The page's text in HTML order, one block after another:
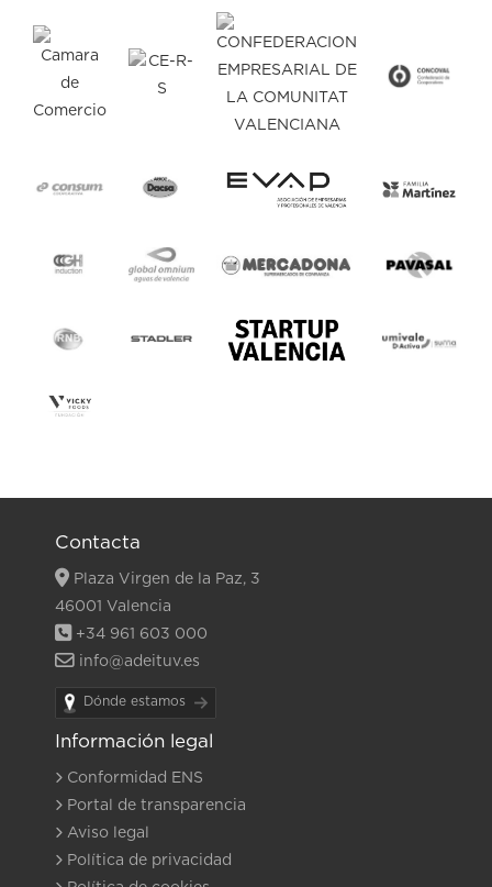
Contacta
Plaza Virgen de la Paz, 3
46001 Valencia
+34 961 603 000
info@adeituv.es
Dónde estamos
Información legal
Conformidad ENS
Portal de transparencia
Aviso legal
Política de privacidad